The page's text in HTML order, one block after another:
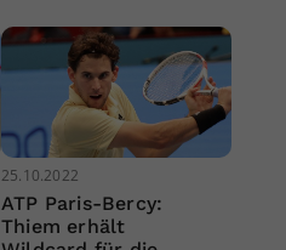
25.10.2022
ATP Paris-Bercy:
Thiem erhält